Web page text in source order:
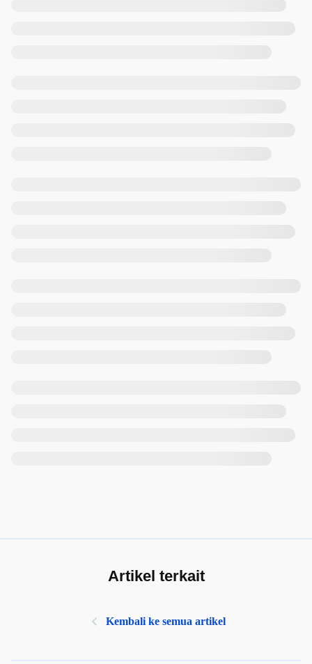
Artikel terkait
Kembali ke semua artikel